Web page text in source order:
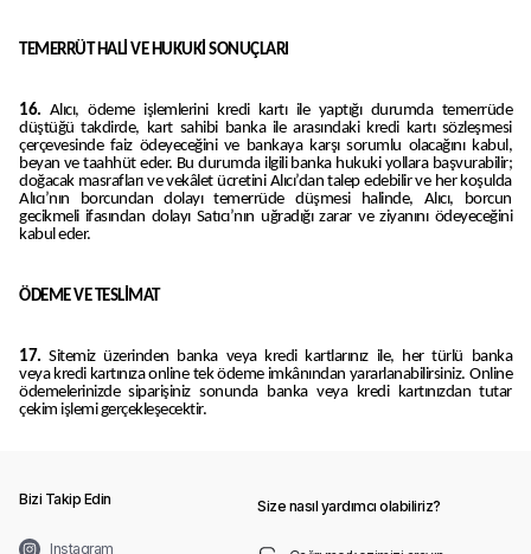
TEMERRÜT HALİ VE HUKUKİ SONUÇLARI
16. Alıcı, ödeme işlemlerini kredi kartı ile yaptığı durumda temerrüde
düştüğü takdirde, kart sahibi banka ile arasındaki kredi kartı sözleşmesi
çerçevesinde faiz ödeyeceğini ve bankaya karşı sorumlu olacağını kabul,
beyan ve taahhüt eder. Bu durumda ilgili banka hukuki yollara başvurabilir;
doğacak masrafları ve vekâlet ücretini Alıcı’dan talep edebilir ve her koşulda
Alıcı’nın borcundan dolayı temerrüde düşmesi halinde, Alıcı, borcun
gecikmeli ifasından dolayı Satıcı’nın uğradığı zarar ve ziyanını ödeyeceğini
kabul eder.
ÖDEME VE TESLİMAT
17.Sitemiz üzerinden banka veya kredi kartlarınız ile, her türlü banka
veya kredi kartınıza online tek ödeme imkânından yararlanabilirsiniz. Online
ödemelerinizde siparişiniz sonunda banka veya kredi kartınızdan tutar
çekim işlemi gerçekleşecektir.
Bizi Takip Edin
Instagram
Size nasıl yardımcı olabiliriz?